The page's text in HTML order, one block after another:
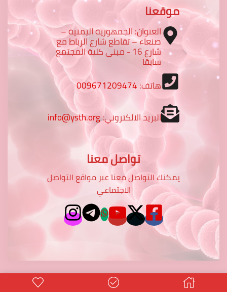
موقعنا
العنوان: الجمهورية اليمنية –
صنعاء – تقاطع شارع الرباط مع
شارع 16 - مبنى كلية المجتمع
سابقا
هاتف:009671209474
البريد الالكتروني:info@ysth.org
تواصل معنا
يمكنك التواصل معنا عبر مواقع التواصل
الاجتماعي